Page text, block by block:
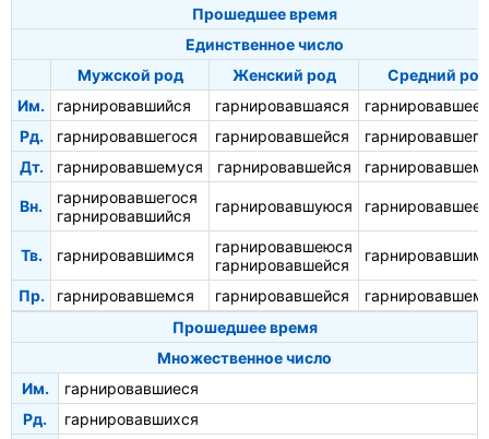
Прошедшее время
Единственное число
Мужской род
Женский род
Средний род
Им.
гарнировавшийся гарнировавшаяся
Рд.
гарнировавшегося гарнировавшейся
Дт.
гарнировавшемуся гарнировавшейся
Вн.
гарнировавшегося
гарнировавшийся
гарнировавшуюся
Тв. гарнировавшимся
гарнировавшеюся
гарнировавшейся
Пр. гарнировавшемся гарнировавшейся
Прошедшее время
Множественное число
Им.
гарнировавшиеся
Рд.
гарнировавшихся